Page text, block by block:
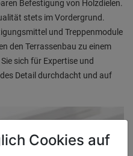
Befestigung von Holzdielen.
stets im Vordergrund.
und Treppenmodule
den Terrassenbau zu einem
sich für Expertise und
Detail durchdacht und auf
Cookies auf